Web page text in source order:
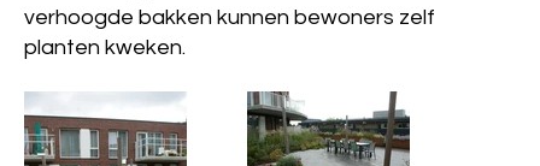
verhoogde bakken kunnen bewoners zelf
planten kweken.